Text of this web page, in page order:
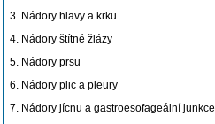
3. Nádory hlavy a krku
4. Nádory štítné žlázy
5. Nádory prsu
6. Nádory plic a pleury
7. Nádory jícnu a gastroesofageální junkce